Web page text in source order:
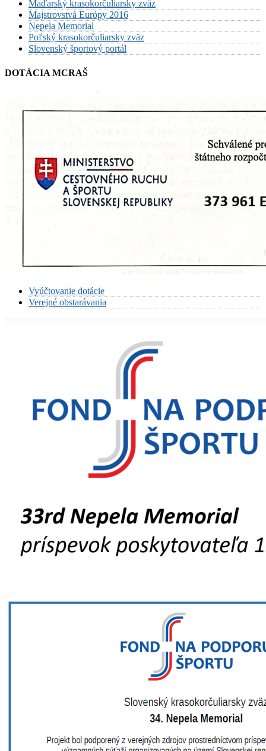
Maďarský krasokorčuliarsky zväz
Majstrovstvá Európy 2016
Nepela Memorial
Poľský krasokorčuliarsky zväz
Slovenský športový portál
DOTÁCIA MCRAŠ
Vyúčtovanie dotácie
Verejné obstarávania